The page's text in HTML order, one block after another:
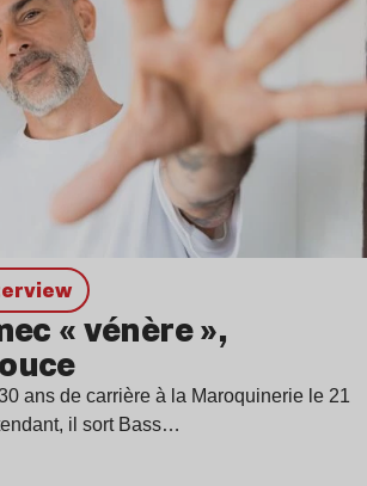
« vénère »,
ans de carrière à la Maroquinerie le 21
il sort Bass…